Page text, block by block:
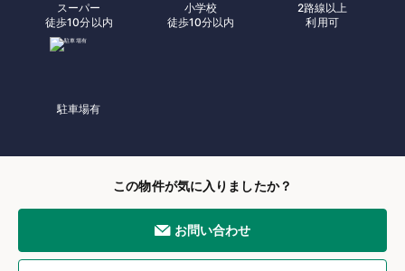
スーパー
徒歩10分以内
小学校
徒歩10分以内
2路線以上
利用可
駐車場有
この物件が気に入りましたか？
お問い合わせ